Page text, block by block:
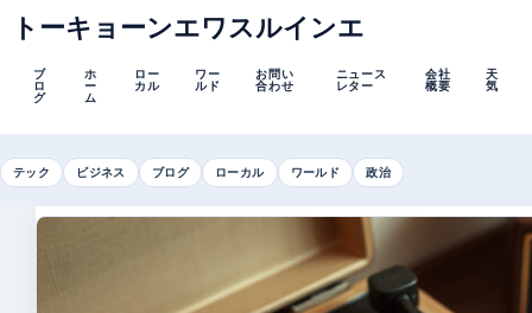
トーキョーンエワスルインエ
ブ
ロ
グ
ホ
ー
ム
ロー
カル
ワー
ルド
お問い
合わせ
ニュース
レター
会社
概要
天
気
テック ビジネス ブログ ローカル ワールド 政治